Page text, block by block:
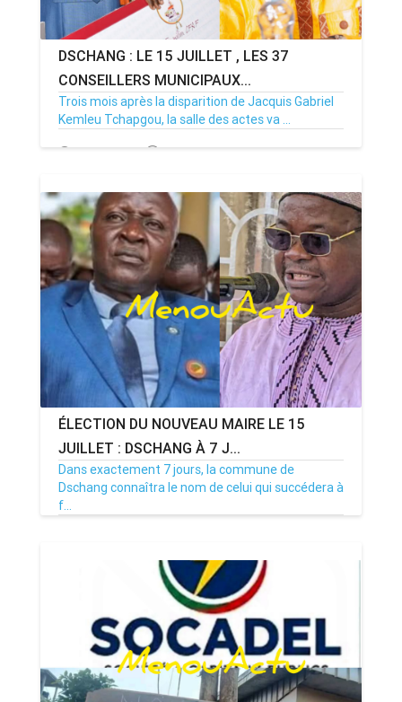
DSCHANG : LE 15 JUILLET , LES 37
CONSEILLERS MUNICIPAUX...
Trois mois après la disparition de Jacquis Gabriel
Kemleu Tchapgou, la salle des actes va ...
13/07/26 Par MenouActu 0
ÉLECTION DU NOUVEAU MAIRE LE 15
JUILLET : DSCHANG À 7 J...
Dans exactement 7 jours, la commune de
Dschang connaîtra le nom de celui qui succédera à
f...